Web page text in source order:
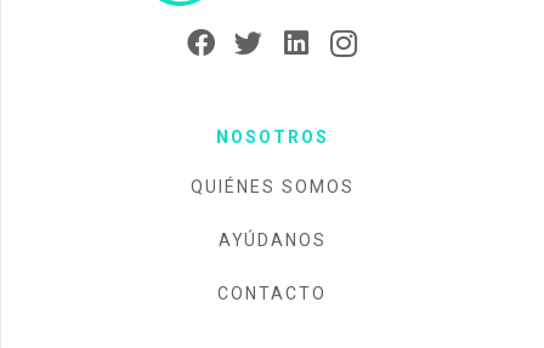
NOSOTROS
QUIÉNES SOMOS
AYÚDANOS
CONTACTO